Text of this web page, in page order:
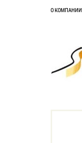
О КОМПАНИИ